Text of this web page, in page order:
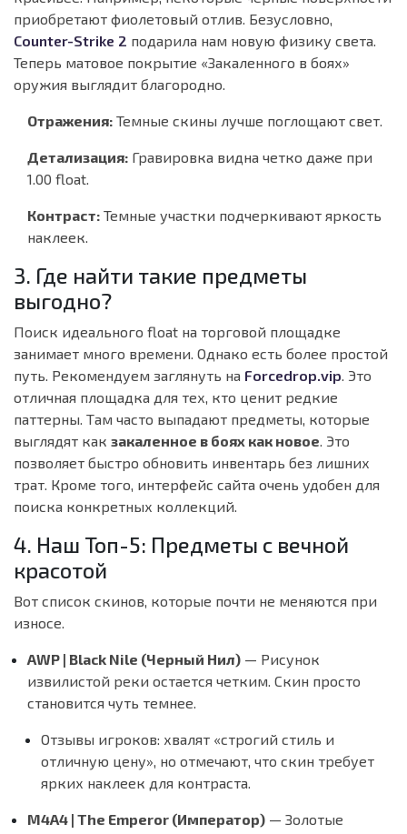
приобретают фиолетовый отлив. Безусловно,
Counter-Strike 2 подарила нам новую физику света.
Теперь матовое покрытие «Закаленного в боях»
оружия выглядит благородно.
Отражения: Темные скины лучше поглощают свет.
Детализация: Гравировка видна четко даже при
1.00 float.
Контраст: Темные участки подчеркивают яркость
наклеек.
3. Где найти такие предметы
выгодно?
Поиск идеального float на торговой площадке
занимает много времени. Однако есть более простой
путь. Рекомендуем заглянуть на Forcedrop.vip. Это
отличная площадка для тех, кто ценит редкие
паттерны. Там часто выпадают предметы, которые
выглядят как закаленное в боях как новое. Это
позволяет быстро обновить инвентарь без лишних
трат. Кроме того, интерфейс сайта очень удобен для
поиска конкретных коллекций.
4. Наш Топ-5: Предметы с вечной
красотой
Вот список скинов, которые почти не меняются при
износе.
AWP | Black Nile (Черный Нил) — Рисунок
извилистой реки остается четким. Скин просто
становится чуть темнее.
Отзывы игроков: хвалят «строгий стиль и
отличную цену», но отмечают, что скин требует
ярких наклеек для контраста.
M4A4 | The Emperor (Император) — Золотые